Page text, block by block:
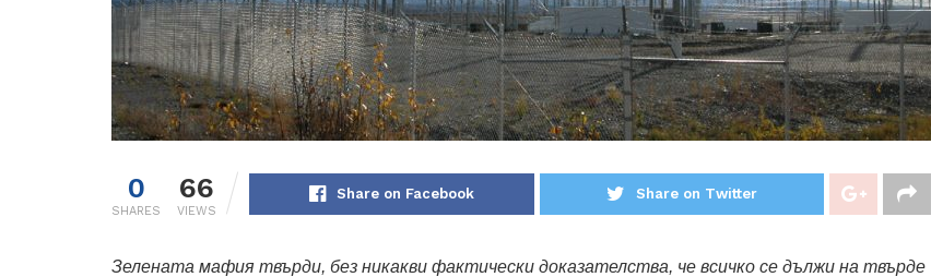
0
SHARES
66
VIEWS
Share on Facebook Share on Twitter
Зелената мафия твърди, без никакви фактически доказателства, че всичко се дължи на твърде